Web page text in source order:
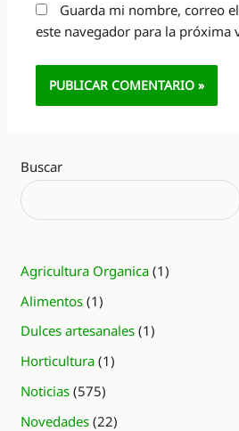
Guarda mi nombre, correo
este navegador para la próxima
Buscar
Agricultura Organica (1)
Alimentos (1)
Dulces artesanales (1)
Horticultura (1)
Noticias (575)
Novedades (22)